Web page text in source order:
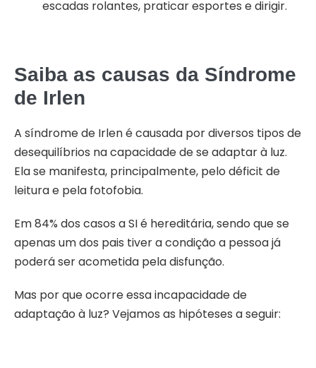
escadas rolantes, praticar esportes e dirigir.
Saiba as causas da Síndrome
de Irlen
A síndrome de Irlen é causada por diversos tipos de
desequilíbrios na capacidade de se adaptar à luz.
Ela se manifesta, principalmente, pelo déficit de
leitura e pela fotofobia.
Em 84% dos casos a SI é hereditária, sendo que se
apenas um dos pais tiver a condição a pessoa já
poderá ser acometida pela disfunção.
Mas por que ocorre essa incapacidade de
adaptação à luz? Vejamos as hipóteses a seguir: